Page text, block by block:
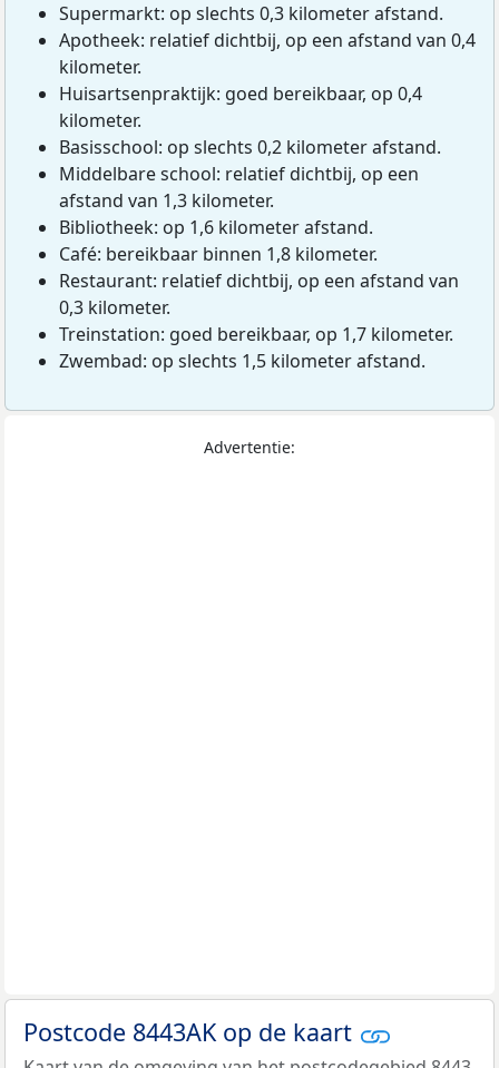
Supermarkt: op slechts 0,3 kilometer afstand.
Apotheek: relatief dichtbij, op een afstand van 0,4
kilometer.
Huisartsenpraktijk: goed bereikbaar, op 0,4
kilometer.
Basisschool: op slechts 0,2 kilometer afstand.
Middelbare school: relatief dichtbij, op een
afstand van 1,3 kilometer.
Bibliotheek: op 1,6 kilometer afstand.
Café: bereikbaar binnen 1,8 kilometer.
Restaurant: relatief dichtbij, op een afstand van
0,3 kilometer.
Treinstation: goed bereikbaar, op 1,7 kilometer.
Zwembad: op slechts 1,5 kilometer afstand.
Advertentie:
Postcode 8443AK op de kaart